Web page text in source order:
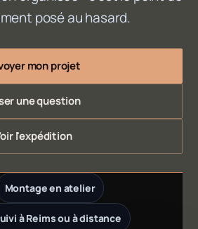
posé au hasard.
mon projet
une question
l'expédition
Montage en atelier
à Reims ou à distance